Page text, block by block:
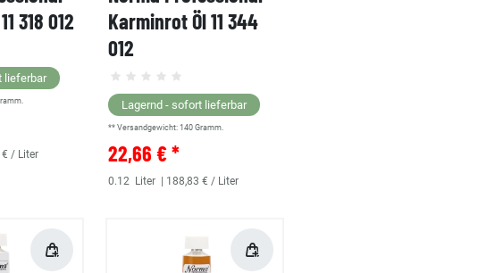
318 012
lieferbar
€ / Liter
Karminrot Öl 11 344
012
Lagernd - sofort lieferbar
** Versandgewicht: 140 Gramm.
22,66 € *
0.12 Liter | 188,83 € / Liter